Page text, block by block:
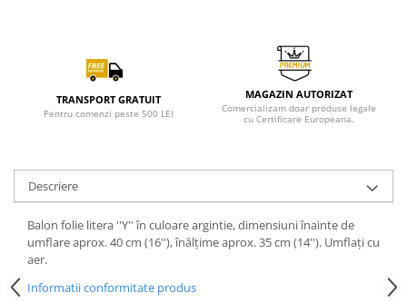
TRANSPORT GRATUIT
Pentru comenzi peste 500 LEI
MAGAZIN AUTORIZAT
Comercializam doar produse legale
cu Certificare Europeana.
Descriere
Balon folie litera ''Y'' în culoare argintie, dimensiuni înainte de
umflare aprox. 40 cm (16''), înălțime aprox. 35 cm (14''). Umflați cu
aer.
Informatii conformitate produs